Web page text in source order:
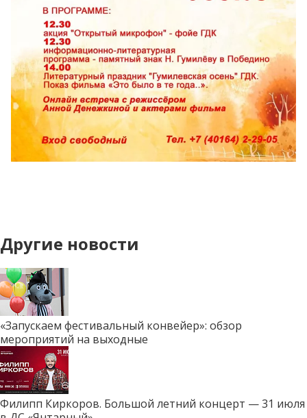
Другие новости
«Запускаем фестивальный конвейер»: обзор
мероприятий на выходные
Филипп Киркоров. Большой летний концерт — 31 июля